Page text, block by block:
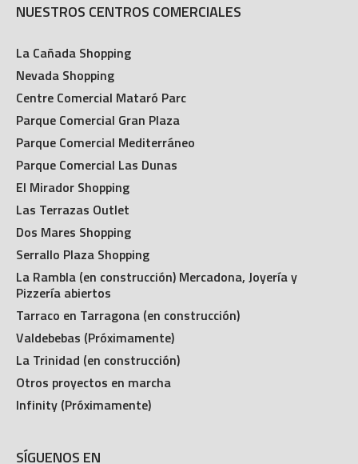
NUESTROS CENTROS COMERCIALES
La Cañada Shopping
Nevada Shopping
Centre Comercial Mataró Parc
Parque Comercial Gran Plaza
Parque Comercial Mediterráneo
Parque Comercial Las Dunas
El Mirador Shopping
Las Terrazas Outlet
Dos Mares Shopping
Serrallo Plaza Shopping
La Rambla (en construcción) Mercadona, Joyería y
Pizzería abiertos
Tarraco en Tarragona (en construcción)
Valdebebas (Próximamente)
La Trinidad (en construcción)
Otros proyectos en marcha
Infinity (Próximamente)
SÍGUENOS EN